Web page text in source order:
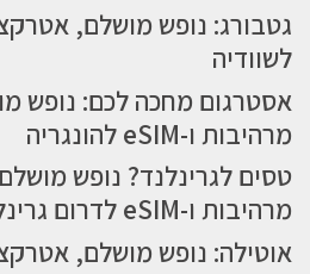
לשוודיה
אסטרגום מחכה לכם: נופש
מרהיבות ו-eSIM להונגריה
טסים לגרינלנד? נופש
מרהיבות ו-eSIM לדרום גרינלנד